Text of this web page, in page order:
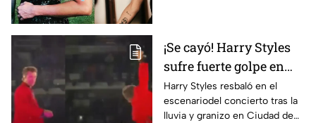
¡Se cayó! Harry Styles
sufre fuerte golpe en
pleno concierto en
CDMX - VIDEO
Harry Styles resbaló en el
escenariodel concierto tras la
lluvia y granizo en Ciudad de